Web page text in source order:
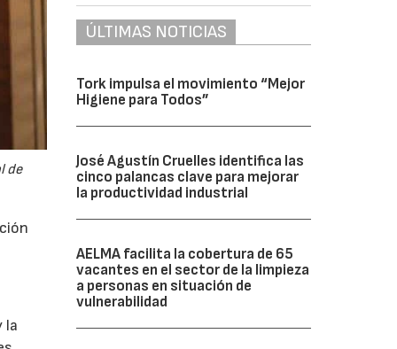
de
la
ÚLTIMAS NOTICIAS
Tork impulsa el movimiento “Mejor
Higiene para Todos”
José Agustín Cruelles identifica las
cinco palancas clave para mejorar
la productividad industrial
AELMA facilita la cobertura de 65
vacantes en el sector de la limpieza
a personas en situación de
vulnerabilidad